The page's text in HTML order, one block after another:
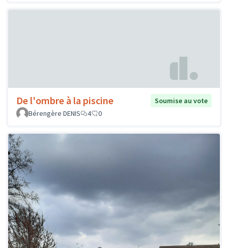
De l'ombre à la piscine
Soumise au vote
Bérengère DENIS
4 0